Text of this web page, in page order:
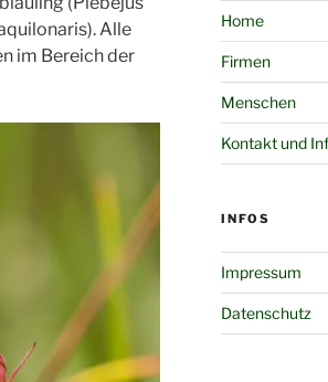
Alle
im Bereich der
Home
Firmen
Menschen
Kontakt und
INFOS
Impressum
Datenschutz